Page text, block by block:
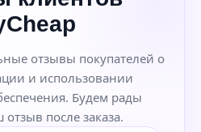
отзывы покупателей о
и использовании
Будем рады
после заказа.